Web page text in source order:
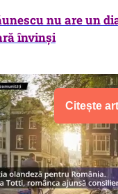
nu are un
învinşi
Citește